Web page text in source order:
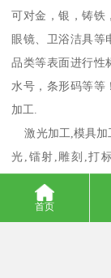
可对金，银，铸铁
眼镜、卫浴洁具等
品类等表面进行性
水号，条形码等等
加工.
激光加工,模具加
光,镭射,雕刻,打
首页